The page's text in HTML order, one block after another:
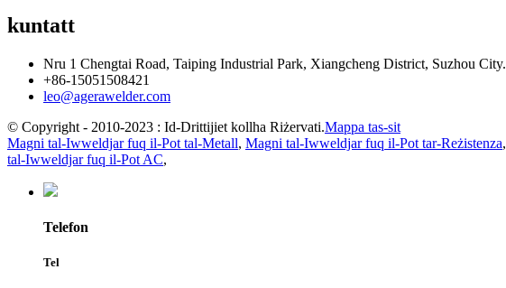
kuntatt
Nru 1 Chengtai Road, Taiping Industrial Park, Xiangcheng District, Suzhou City.
+86-15051508421
leo@agerawelder.com
© Copyright - 2010-2023 : Id-Drittijiet kollha Riżervati.Mappa tas-sit
Magni tal-Iwweldjar fuq il-Pot tal-Metall, Magni tal-Iwweldjar fuq il-Pot tar-Reżistenza,
tal-Iwweldjar fuq il-Pot AC,
Telefon
Tel